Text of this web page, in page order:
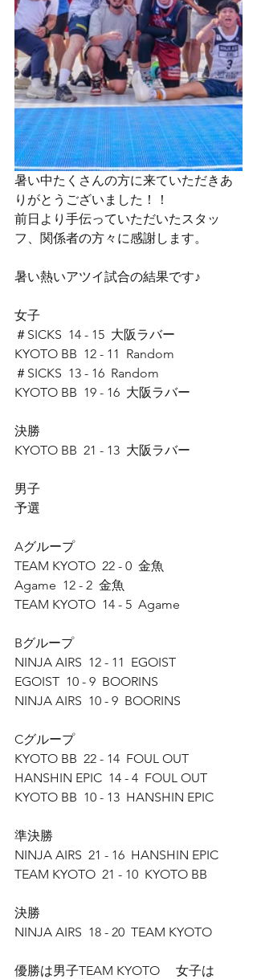
暑い中たくさんの方に来ていただきあ
りがとうございました！！
前日より手伝っていただいたスタッ
フ、関係者の方々に感謝します。
暑い熱いアツイ試合の結果です♪
女子
＃SICKS  14 - 15  大阪ラバー
KYOTO BB  12 - 11  Random
＃SICKS  13 - 16  Random
KYOTO BB  19 - 16  大阪ラバー
決勝
KYOTO BB  21 - 13  大阪ラバー
男子
予選
Aグループ
TEAM KYOTO  22 - 0  金魚
Agame  12 - 2  金魚
TEAM KYOTO  14 - 5  Agame
Bグループ
NINJA AIRS  12 - 11  EGOIST
EGOIST  10 - 9  BOORINS
NINJA AIRS  10 - 9  BOORINS
Cグループ
KYOTO BB  22 - 14  FOUL OUT
HANSHIN EPIC  14 - 4  FOUL OUT
KYOTO BB  10 - 13  HANSHIN EPIC
準決勝
NINJA AIRS  21 - 16  HANSHIN EPIC
TEAM KYOTO  21 - 10  KYOTO BB
決勝
NINJA AIRS  18 - 20  TEAM KYOTO
優勝は男子TEAM KYOTO     女子は